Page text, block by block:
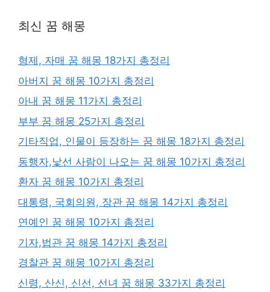
최신 꿈 해몽
형제, 자매 꿈 해몽 18가지 총정리
아버지 꿈 해몽 10가지 총정리
아내 꿈 해몽 11가지 총정리
부부 꿈 해몽 25가지 총정리
기타직업, 인물이 등장하는 꿈 해몽 18가지 총정리
동행자,낯선 사람이 나오는 꿈 해몽 10가지 총정리
환자 꿈 해몽 10가지 총정리
대통령, 국회의원, 장관 꿈 해몽 14가지 총정리
연예인 꿈 해몽 10가지 총정리
기자,법관 꿈 해몽 14가지 총정리
경찰관 꿈 해몽 10가지 총정리
신령, 산신, 신선, 선녀 꿈 해몽 33가지 총정리